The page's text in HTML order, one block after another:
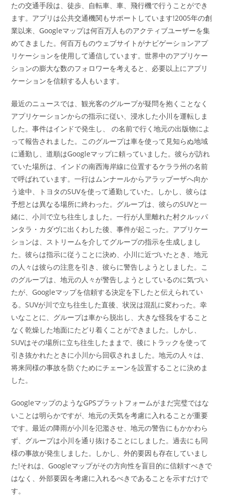
たの交通手段は、徒歩、自転車、車、飛行機で行うことができ
ます。アプリは公共交通機関もサポートしています!2005年の創
業以来、Googleマップは何百万人ものアクティブユーザーを集
めてきました。何百万ものウェブサイトがナビゲーションアプ
リケーションを使用して通信しています。世界中のアプリケー
ションの膨大な数のフォロワーを考えると、必要以上にアプリ
ケーションを信頼する人もいます。
最近のニュースでは、観光客のグループが疑問を抱くことなく
アプリケーションからの指示に従い、浸水した小川を運転しま
した。事件はインドで発生し、 の名前で行く地元の出版物によ
って報告されました。このグループは車を使って見知らぬ地域
に通勤し、道順はGoogleマップに頼っていました。彼らが訪れ
ていた場所は、インドの南西海岸線に位置するケララ州の名前
で呼ばれています。一行はムンナールからアラップーザへ向か
う途中、トヨタのSUVを使って通勤していた。しかし、彼らは
予想とは異なる場所に終わった。グループは、彼らのSUVと一
緒に、小川で立ち往生しました。一行が人里離れた村クルッパ
ンタラ・カダヴに出くわした後、事件が起こった。アプリケー
ションは、ストリームを介してグループの指示を生成しまし
た。彼らは指示に従うことに決め、小川に近づいたとき、地元
の人々は彼らの注意を引き、彼らに警告しようとしました。こ
のグループは、地元の人々が警告しようとしているのに気づい
たが、Googleマップを信頼する決定を下したと伝えられてい
る。SUVが川で立ち往生した直後、状況は混乱に変わった。幸
いなことに、グループは車から脱出し、大きな怪我をすること
なく乾燥した地面にたどり着くことができました。しかし、
SUVはその場所に立ち往生したままで、後にトラックを使って
引き抜かれたときに小川から回収されました。地元の人々は、
将来同様の事故を防ぐためにチェーンを設置することに決めま
した。
GoogleマップのようなGPSプラットフォームがまだ完璧ではな
いことは明らかですが、地元の天気を考慮に入れることが重要
です。最近の降雨が小川を氾濫させ、地元の警告にもかかわら
ず、グループは小川を通り抜けることにしました。過去にも同
様の事故が発生しました。しかし、外的要因も存在していまし
た!それは、Googleマップがその方向性を盲目的に信頼すべきで
はなく、外部要因を考慮に入れるべきであることを示すだけで
す。